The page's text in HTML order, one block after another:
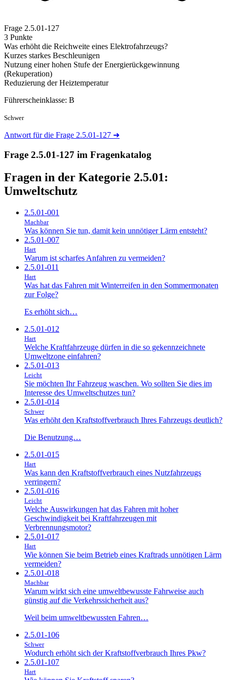
Frage 2.5.01-127
3 Punkte
Was erhöht die Reichweite eines Elektrofahrzeugs?
Kurzes starkes Beschleunigen
Nutzung einer hohen Stufe der Energierückgewinnung
(Rekuperation)
Reduzierung der Heiztemperatur
Führerscheinklasse: B
Schwer
Antwort für die Frage 2.5.01-127 ➜
Frage 2.5.01-127 im Fragenkatalog
Fragen in der Kategorie 2.5.01:
Umweltschutz
2.5.01-001
Machbar
Was können Sie tun, damit kein unnötiger Lärm entsteht?
2.5.01-007
Hart
Warum ist scharfes Anfahren zu vermeiden?
2.5.01-011
Hart
Was hat das Fahren mit Winterreifen in den Sommermonaten
zur Folge?
Es erhöht sich…
2.5.01-012
Hart
Welche Kraftfahrzeuge dürfen in die so gekennzeichnete
Umweltzone einfahren?
2.5.01-013
Leicht
Sie möchten Ihr Fahrzeug waschen. Wo sollten Sie dies im
Interesse des Umweltschutzes tun?
2.5.01-014
Schwer
Was erhöht den Kraftstoffverbrauch Ihres Fahrzeugs deutlich?
Die Benutzung…
2.5.01-015
Hart
Was kann den Kraftstoffverbrauch eines Nutzfahrzeugs
verringern?
2.5.01-016
Leicht
Welche Auswirkungen hat das Fahren mit hoher
Geschwindigkeit bei Kraftfahrzeugen mit
Verbrennungsmotor?
2.5.01-017
Hart
Wie können Sie beim Betrieb eines Kraftrads unnötigen Lärm
vermeiden?
2.5.01-018
Machbar
Warum wirkt sich eine umweltbewusste Fahrweise auch
günstig auf die Verkehrssicherheit aus?
Weil beim umweltbewussten Fahren…
2.5.01-106
Schwer
Wodurch erhöht sich der Kraftstoffverbrauch Ihres Pkw?
2.5.01-107
Hart